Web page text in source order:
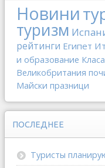
Новини
туризм
рейтинги Египет
и образование
Великобритания
Майски празници
ПОСЛЕДНЕЕ
Туристы